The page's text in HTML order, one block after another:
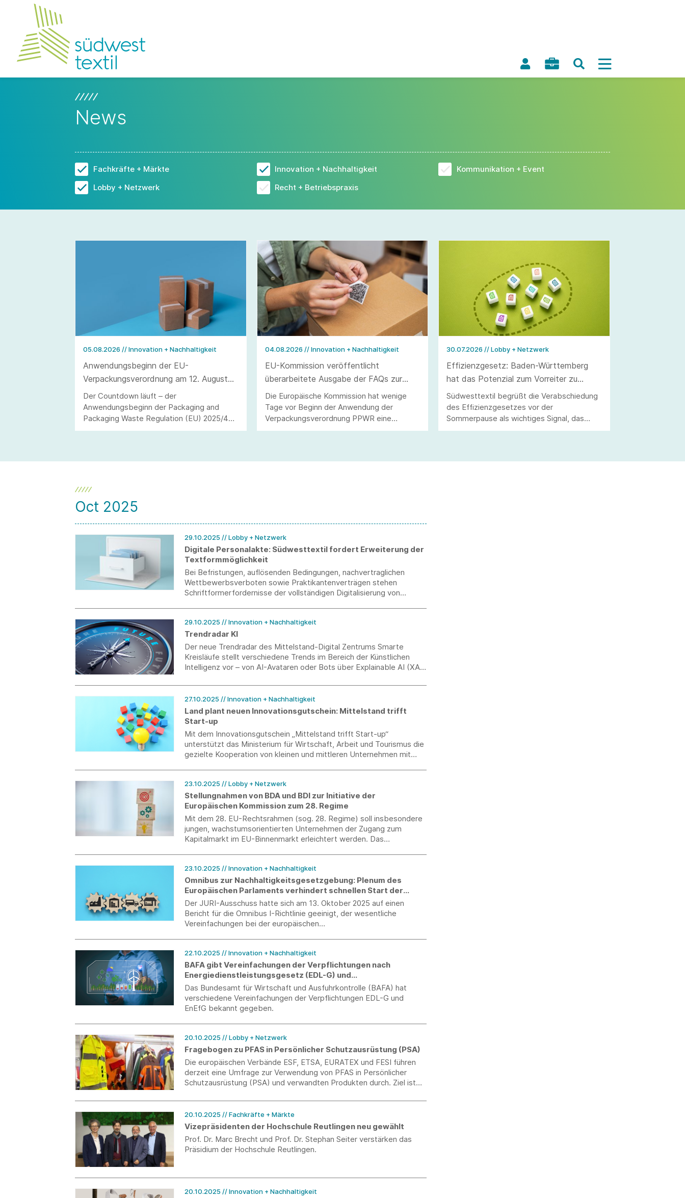
News
Fachkräfte + Märkte Innovation + Nachhaltigkeit
Kommunikation + Event
Lobby + Netzwerk
Recht + Betriebspraxis
05.08.2026 // Innovation + Nachhaltigkeit
Anwendungsbeginn der EU-
Verpackungsverordnung am 12. August
2026
Der Countdown läuft – der
Anwendungsbeginn der Packaging and
Packaging Waste Regulation (EU) 2025/40
(kurz: PPWR) steht in den Startlöchern.
04.08.2026 // Innovation + Nachhaltigkeit
EU-Kommission veröffentlicht
überarbeitete Ausgabe der FAQs zur
Verpackungsverordnung PPWR
Die Europäische Kommission hat wenige
Tage vor Beginn der Anwendung der
Verpackungsverordnung PPWR eine
überarbeitete Ausgabe ihrer FAQs
30.07.2026// Lobby + Netzwerk
Effizienzgesetz: Baden-Württemberg
hat das Potenzial zum Vorreiter zu
werden
Südwesttextil begrüßt die Verabschiedung
des Effizienzgesetzes vor der
Sommerpause als wichtiges Signal, das
allerdings erst durch eine stringente
Oct 2025
29.10.2025 // Lobby + Netzwerk
Digitale Personalakte: Südwesttextil fordert Erweiterung der
Textformmöglichkeit
Bei Befristungen, auflösenden Bedingungen, nachvertraglichen
Wettbewerbsverboten sowie Praktikantenverträgen stehen
Schriftformerfordernisse der vollständigen Digitalisierung von
29.10.2025 // Innovation + Nachhaltigkeit
Trendradar KI
Der neue Trendradar des Mittelstand-Digital Zentrums Smarte
Kreisläufe stellt verschiedene Trends im Bereich der Künstlichen
Intelligenz vor – von AI-Avataren oder Bots über Explainable AI (XAI)
27.10.2025 // Innovation + Nachhaltigkeit
Land plant neuen Innovationsgutschein: Mittelstand trifft
Start-up
Mit dem Innovationsgutschein „Mittelstand trifft Start-up“
unterstützt das Ministerium für Wirtschaft, Arbeit und Tourismus die
gezielte Kooperation von kleinen und mittleren Unternehmen mit
23.10.2025 // Lobby + Netzwerk
Stellungnahmen von BDA und BDI zur Initiative der
Europäischen Kommission zum 28. Regime
Mit dem 28. EU-Rechtsrahmen (sog. 28. Regime) soll insbesondere
jungen, wachstumsorientierten Unternehmen der Zugang zum
Kapitalmarkt im EU-Binnenmarkt erleichtert werden. Das
Legislativvorschlags für Frühjahr 2026.
23.10.2025 // Innovation + Nachhaltigkeit
Omnibus zur Nachhaltigkeitsgesetzgebung: Plenum des
Europäischen Parlaments verhindert schnellen Start der
Verhandlungen mit den Mitgliedsstaaten
Der JURI-Ausschuss hatte sich am 13. Oktober 2025 auf einen
Bericht für die Omnibus I-Richtlinie geeinigt, der wesentliche
Vereinfachungen bei der europäischen
des Rechtsausschusses ab.
22.10.2025 // Innovation + Nachhaltigkeit
BAFA gibt Vereinfachungen der Verpflichtungen nach
Energiedienstleistungsgesetz (EDL-G) und
Energieeffizienzgesetz (EnEfG) bekannt
Das Bundesamt für Wirtschaft und Ausfuhrkontrolle (BAFA) hat
verschiedene Vereinfachungen der Verpflichtungen EDL-G und
EnEfG bekannt gegeben.
20.10.2025 // Lobby + Netzwerk
Fragebogen zu PFAS in Persönlicher Schutzausrüstung (PSA)
Die europäischen Verbände ESF, ETSA, EURATEX und FESI führen
derzeit eine Umfrage zur Verwendung von PFAS in Persönlicher
Schutzausrüstung (PSA) und verwandten Produkten durch. Ziel ist
PFAS-Beschränkung zu sammeln. Die Umfrage läuft bis zum 31.
Dezember 2025.
20.10.2025 // Fachkräfte + Märkte
Vizepräsidenten der Hochschule Reutlingen neu gewählt
Prof. Dr. Marc Brecht und Prof. Dr. Stephan Seiter verstärken das
Präsidium der Hochschule Reutlingen.
20.10.2025 // Innovation + Nachhaltigkeit